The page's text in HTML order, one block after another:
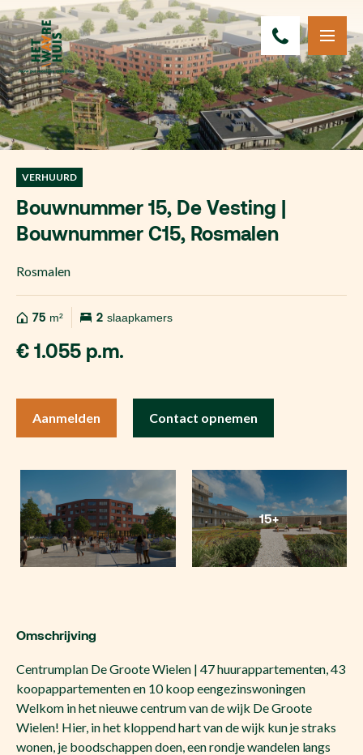
VERHUURD
Bouwnummer 15, De Vesting |
Bouwnummer C15, Rosmalen
Rosmalen
75 m² 2 slaapkamers
€ 1.055 p.m.
Aanmelden Contact opnemen
15+
Omschrijving
Centrumplan De Groote Wielen | 47 huurappartementen, 43
koopappartementen en 10 koop eengezinswoningen
Welkom in het nieuwe centrum van de wijk De Groote
Wielen! Hier, in het kloppend hart van de wijk kun je straks
wonen, je boodschappen doen, een rondje wandelen langs